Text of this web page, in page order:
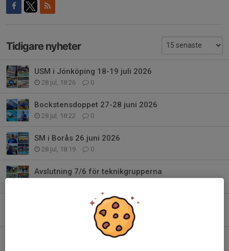
Tidigare nyheter
USM i Jönköping 18-19 juli 2026
28 jul, 18:26 0
Bockstensdoppet 27-28 juni 2026
28 jul, 18:22 0
SM i Borås 26 juni 2026
28 jul, 18:19 0
Avslutning 7/6 för teknikgrupperna
Östsvenska mästerskapen (50m) 30-31 maj 2026
0
Stort tack till Södra Hestra Sparbank för ert stöd